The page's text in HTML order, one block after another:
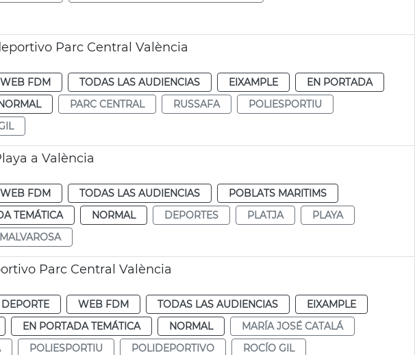
Parc Central València
WEB FDM TODAS LAS AUDIENCIAS EIXAMPLE
EN PORTADA
PARC CENTRAL RUSSAFA
POLIESPORTIU
a València
WEB FDM TODAS LAS AUDIENCIAS
POBLATS MARITIMS
TEMÁTICA NORMAL DEPORTES PLATJA
PLAYA
MALVAROSA
Parc Central València
WEB FDM TODAS LAS AUDIENCIAS
EIXAMPLE
EN PORTADA TEMÁTICA NORMAL
MARÍA JOSÉ CATALÁ
POLIESPORTIU POLIDEPORTIVO ROCÍO GIL